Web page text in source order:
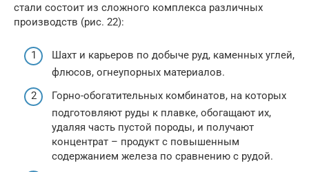
стали состоит из сложного комплекса различных
производств (рис. 22):
Шахт и карьеров по добыче руд, каменных углей,
флюсов, огнеупорных материалов.
Горно-обогатительных комбинатов, на которых
подготовляют руды к плавке, обогащают их,
удаляя часть пустой породы, и получают
концентрат – продукт с повышенным
содержанием железа по сравнению с рудой.